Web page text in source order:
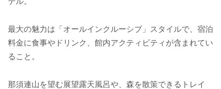
最大の魅力は「オールインクルーシブ」スタイルで、宿泊
料金に食事やドリンク、館内アクティビティが含まれてい
ること。
那須連山を望む展望露天風呂や、森を散策できるトレイ